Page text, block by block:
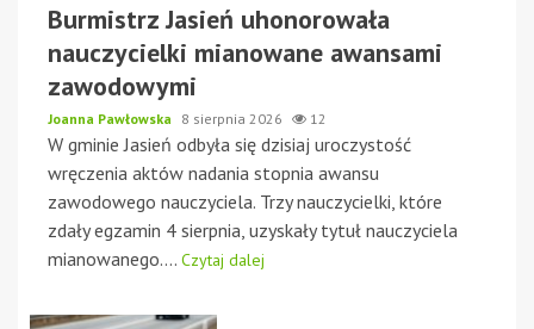
Burmistrz Jasień uhonorowała
nauczycielki mianowane awansami
zawodowymi
Joanna Pawłowska 8 sierpnia 2026 12
W gminie Jasień odbyła się dzisiaj uroczystość
wręczenia aktów nadania stopnia awansu
zawodowego nauczyciela. Trzy nauczycielki, które
zdały egzamin 4 sierpnia, uzyskały tytuł nauczyciela
mianowanego.... Czytaj dalej